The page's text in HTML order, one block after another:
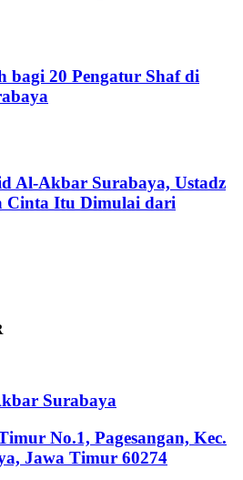
bagi 20 Pengatur Shaf di
Al-Akbar Surabaya, Ustadz
Cinta Itu Dimulai dari
Surabaya
No.1, Pagesangan, Kec.
Jawa Timur 60274